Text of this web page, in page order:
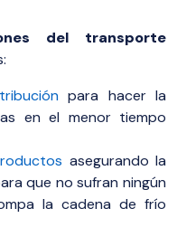
del transporte
para hacer la
en el menor tiempo
asegurando la
que no sufran ningún
la cadena de frío